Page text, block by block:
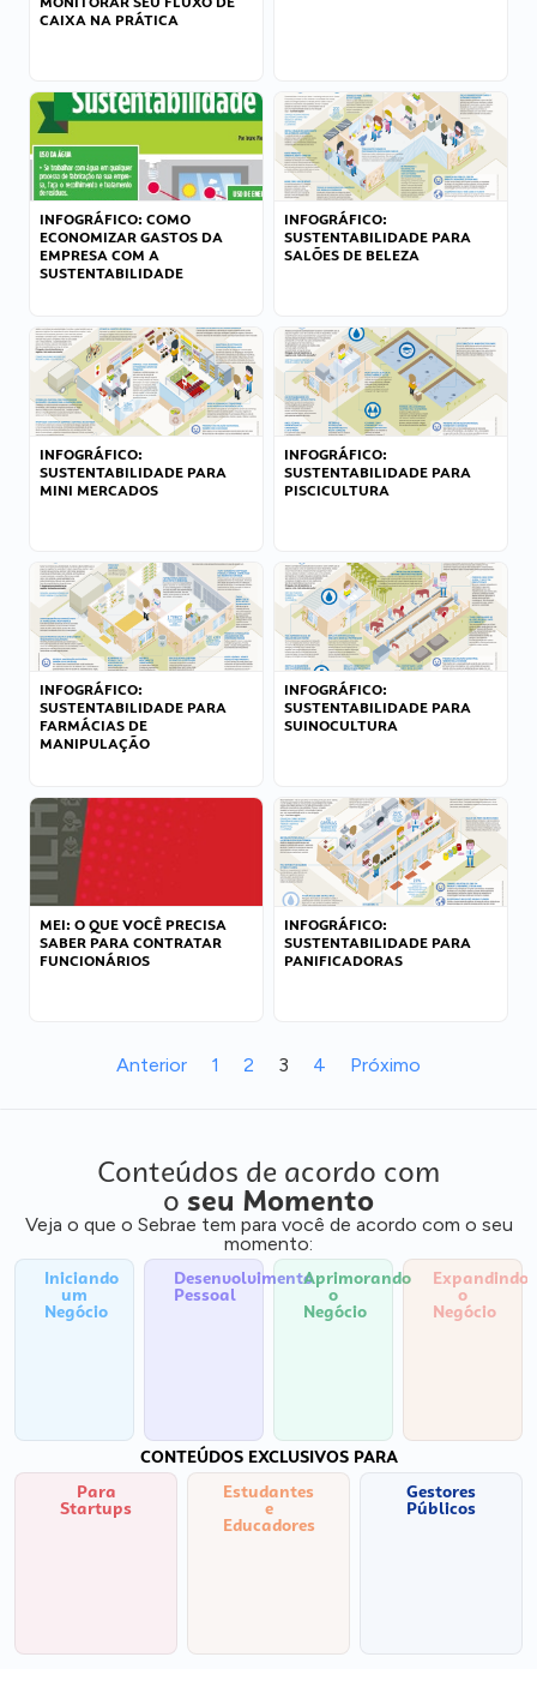
CAIXA NA PRÁTICA
INFOGRÁFICO: COMO
ECONOMIZAR GASTOS DA
EMPRESA COM A
SUSTENTABILIDADE
INFOGRÁFICO:
SUSTENTABILIDADE PARA
SALÕES DE BELEZA
INFOGRÁFICO:
SUSTENTABILIDADE PARA
MINI MERCADOS
INFOGRÁFICO:
SUSTENTABILIDADE PARA
PISCICULTURA
INFOGRÁFICO:
SUSTENTABILIDADE PARA
FARMÁCIAS DE
MANIPULAÇÃO
INFOGRÁFICO:
SUSTENTABILIDADE PARA
SUINOCULTURA
MEI: O QUE VOCÊ PRECISA
SABER PARA CONTRATAR
FUNCIONÁRIOS
INFOGRÁFICO:
SUSTENTABILIDADE PARA
PANIFICADORAS
Anterior 1 2 3 4 Próximo
Conteúdos de acordo com
o seu Momento
Veja o que o Sebrae tem para você de acordo com o seu
momento:
Iniciando
um
Negócio
Desenvolvimento
Pessoal
Aprimorando
o
Negócio
Expandindo
o
Negócio
CONTEÚDOS EXCLUSIVOS PARA
Para
Startups
Estudantes
e
Educadores
Gestores
Públicos